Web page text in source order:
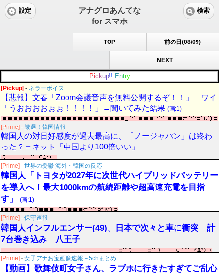
アナグロあんてな
for スマホ
設定 検索
TOP 前の日(08/09)
NEXT
Pic kup!! Entry
[Pickup] - ネラーボイス
【悲報】文春「Zoom会議音声を無料公開するぞ！！」 ワイ
「うおおおおぉぉ！！！！」→聞いてみた結果 (画:1)
[Prime] - 厳選！韓国情報
韓国人の対日好感度が過去最高に、「ノージャパン」は終わ
った？＝ネット「中国より100倍いい」
[Prime] - 世界の憂鬱 海外・韓国の反応
韓国人「トヨタが2027年に次世代ハイブリッドバッテリー
を導入へ！最大1000kmの航続距離や超高速充電を目指
す」
(画:1)
[Prime] - 保守速報
韓国人インフルエンサー(49)、日本で次々と車に衝突 計
7台巻き込み 八王子
[Prime] - 女子アナお宝画像速報－5chまとめ
【動画】歌舞伎町女子さん、ラブホに行きたすぎてご乱心